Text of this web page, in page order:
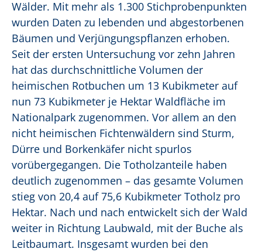
Wälder. Mit mehr als 1.300 Stichprobenpunkten
wurden Daten zu lebenden und abgestorbenen
Bäumen und Verjüngungspflanzen erhoben.
Seit der ersten Untersuchung vor zehn Jahren
hat das durchschnittliche Volumen der
heimischen Rotbuchen um 13 Kubikmeter auf
nun 73 Kubikmeter je Hektar Waldfläche im
Nationalpark zugenommen. Vor allem an den
nicht heimischen Fichtenwäldern sind Sturm,
Dürre und Borkenkäfer nicht spurlos
vorübergegangen. Die Totholzanteile haben
deutlich zugenommen – das gesamte Volumen
stieg von 20,4 auf 75,6 Kubikmeter Totholz pro
Hektar. Nach und nach entwickelt sich der Wald
weiter in Richtung Laubwald, mit der Buche als
Leitbaumart. Insgesamt wurden bei den